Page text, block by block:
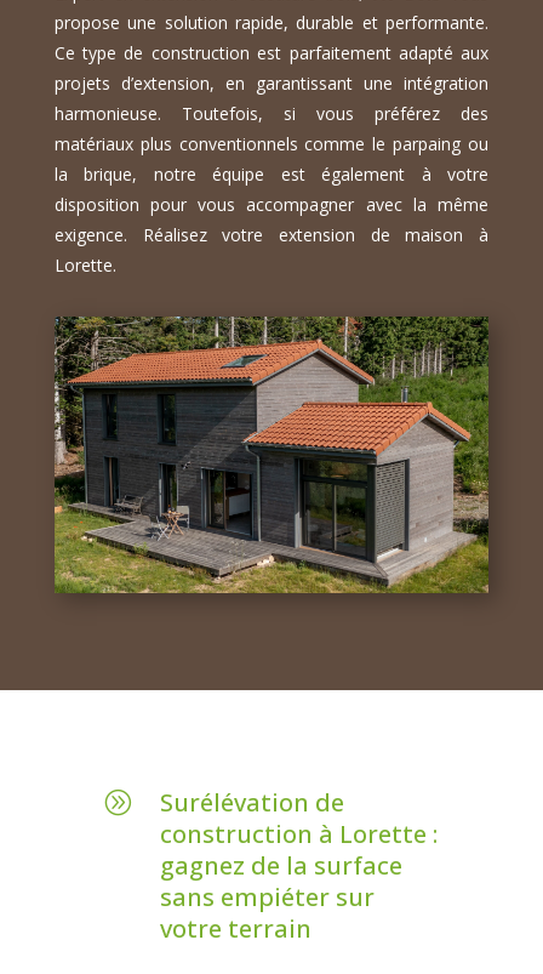
propose une solution rapide, durable et performante.
Ce type de construction est parfaitement adapté aux
projets d’extension, en garantissant une intégration
harmonieuse. Toutefois, si vous préférez des
matériaux plus conventionnels comme le parpaing ou
la brique, notre équipe est également à votre
disposition pour vous accompagner avec la même
exigence. Réalisez votre extension de maison à
Lorette.
A
Surélévation de
construction à Lorette :
gagnez de la surface
sans empiéter sur
votre terrain